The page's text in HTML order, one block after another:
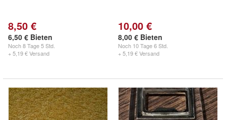
8,50 €
6,50 € Bieten
Noch8 Tage 5 Std.
+ 5,19 € Versand
10,00 €
8,00 € Bieten
Noch 10 Tage 6 Std.
+ 5,19 € Versand